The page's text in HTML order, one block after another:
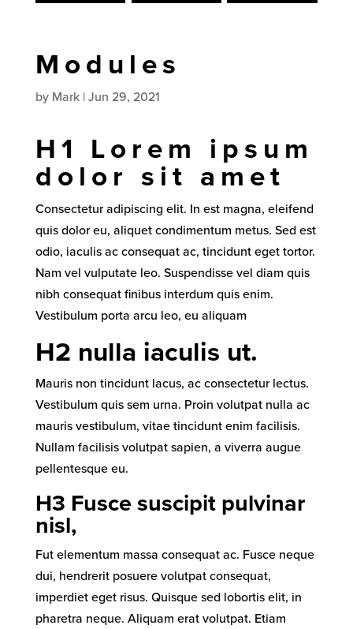
Modules
by Mark|Jun 29, 2021
H1 Lorem ipsum
dolor sit amet
Consectetur adipiscing elit. In est magna, eleifend
quis dolor eu, aliquet condimentum metus. Sed est
odio, iaculis ac consequat ac, tincidunt eget tortor.
Nam vel vulputate leo. Suspendisse vel diam quis
nibh consequat finibus interdum quis enim.
Vestibulum porta arcu leo, eu aliquam
H2 nulla iaculis ut.
Mauris non tincidunt lacus, ac consectetur lectus.
Vestibulum quis sem urna. Proin volutpat nulla ac
mauris vestibulum, vitae tincidunt enim facilisis.
Nullam facilisis volutpat sapien, a viverra augue
pellentesque eu.
H3 Fusce suscipit pulvinar
nisl,
Fut elementum massa consequat ac. Fusce neque
dui, hendrerit posuere volutpat consequat,
imperdiet eget risus. Quisque sed lobortis elit, in
pharetra neque. Aliquam erat volutpat. Etiam